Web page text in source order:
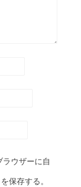
ウザーに自
保存する。